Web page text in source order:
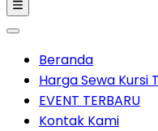
Beranda
Harga Sewa Kursi
EVENT TERBARU
Kontak Kami